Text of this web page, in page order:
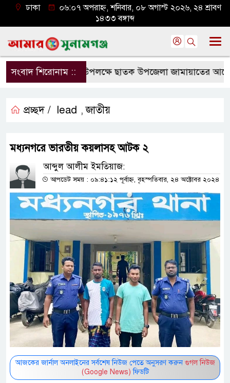
ঢাকা
০৬:০৭ অপরাহ্ন, শনিবার, ০৮ অগাস্ট ২০২৬, ২৪ শ্রাবণ
১৪৩৩ বঙ্গাব্দ
সংবাদ শিরোনাম ::
জুলাই শহীদ দিবস উপলক্ষে ছাতক উপজেলা জামায়াতের
প্রচ্ছদ / lead ,জাতীয়
মধ্যনগরে ভারতীয় কয়লাসহ আটক ২
আব্দুল আলীম ইমতিয়াজ:
আপডেট সময় : ০৯:৪১:১২ পূর্বাহ্ন, বৃহস্পতিবার, ২৪ অক্টোবর ২০২৪
আজকের জার্নাল অনলাইনের সর্বশেষ নিউজ পেতে অনুসরণ করুন গুগল নিউজ
(Google News) ফিডটি